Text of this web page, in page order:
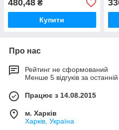
480,48 ₴
Купити
Про нас
Рейтинг не сформований
Менше 5 відгуків за останній
Працює з 14.08.2015
м. Харків
Харків, Україна